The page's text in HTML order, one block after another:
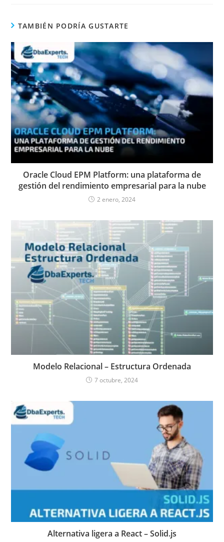
TAMBIÉN PODRÍA GUSTARTE
Oracle Cloud EPM Platform: una plataforma de
gestión del rendimiento empresarial para la nube
2 enero, 2024
Modelo Relacional – Estructura Ordenada
7 octubre, 2024
Alternativa ligera a React – Solid.js